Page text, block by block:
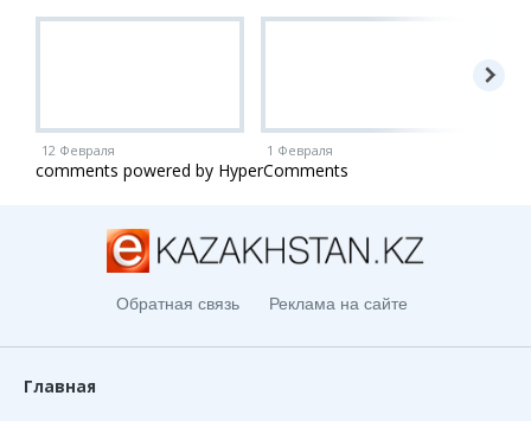
12 Февраля 1 Февраля
comments powered by HyperComments
Обратная связь Реклама на сайте
Главная